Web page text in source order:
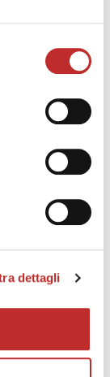
dettagli